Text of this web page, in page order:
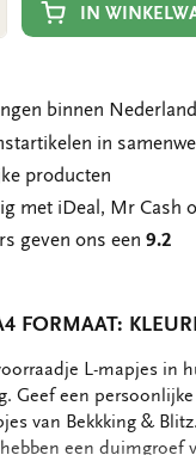
IN
binnen
in
producten
met iDeal, Mr Cash
geven ons een9.2
FORMAAT:
L-mapjes in
Geef een
van Bekkking &
een duimgroef